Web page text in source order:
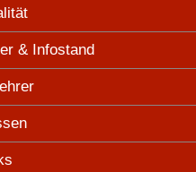
& Infostand